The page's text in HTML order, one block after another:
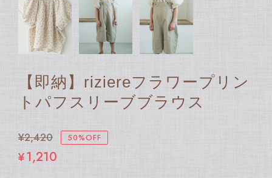
【即納】riziereフラワープリン
トパフスリーブブラウス
¥2,420 50%OFF
¥1,210